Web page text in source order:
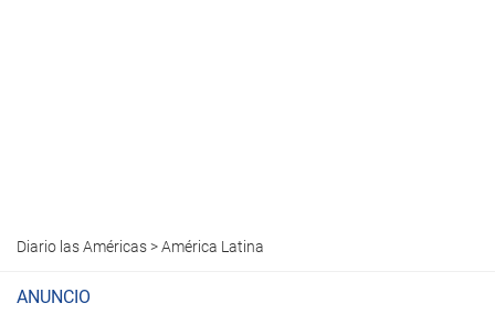
Diario las Américas>América Latina
ANUNCIO